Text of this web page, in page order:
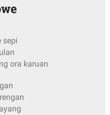
sepi
ora karuan